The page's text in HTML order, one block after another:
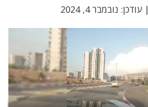
| עודכן: נובמבר 4, 2024